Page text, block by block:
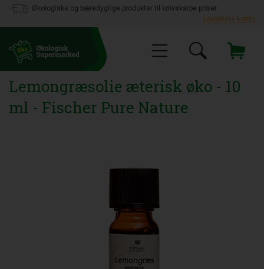
Økologiske og bæredygtige produkter til knivskarpe priser
Loyalitets konto
Lemongræsolie æterisk øko - 10
ml - Fischer Pure Nature